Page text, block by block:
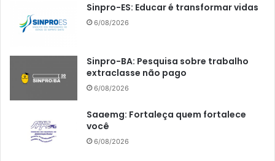
Sinpro-ES: Educar é transformar vidas
6/08/2026
Sinpro-BA: Pesquisa sobre trabalho
extraclasse não pago
6/08/2026
Saaemg: Fortaleça quem fortalece
você
6/08/2026